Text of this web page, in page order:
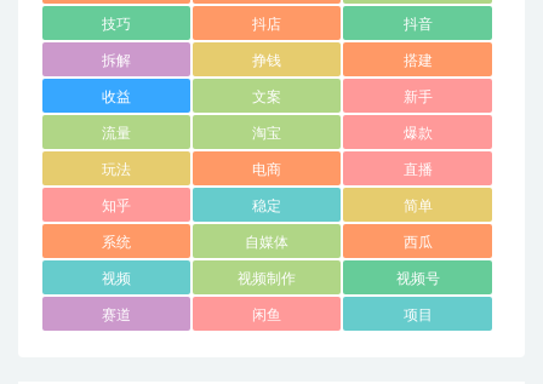
技巧 抖店 抖音
拆解 挣钱 搭建
收益 文案 新手
流量 淘宝 爆款
玩法 电商 直播
知乎 稳定 简单
系统 自媒体 西瓜
视频 视频制作 视频号
赛道 闲鱼 项目